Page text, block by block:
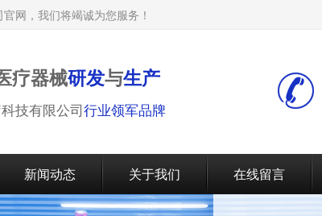
网，我们将竭诚为您服务！
疗器械研发与生产
技有限公司行业领军品牌
新闻动态 关于我们 在线留言